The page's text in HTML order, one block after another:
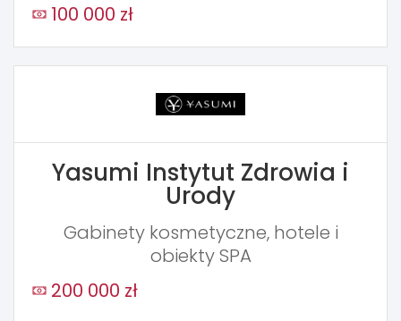
100 000 zł
Yasumi Instytut Zdrowia i
Urody
Gabinety kosmetyczne, hotele i
obiekty SPA
200 000 zł